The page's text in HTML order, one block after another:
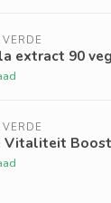
extract 90
Vitaliteit